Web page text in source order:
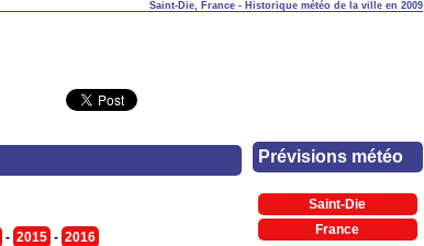
Saint-Die, France - Historique météo de la ville en 2009
- 2015 - 2016
Prévisions météo
Saint-Die
France